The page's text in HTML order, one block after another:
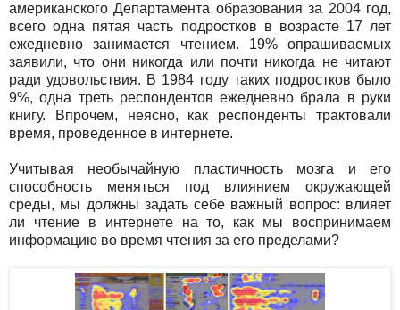
американского Департамента образования за 2004 год,
всего одна пятая часть подростков в возрасте 17 лет
ежедневно занимается чтением. 19% опрашиваемых
заявили, что они никогда или почти никогда не читают
ради удовольствия. В 1984 году таких подростков было
9%, одна треть респондентов ежедневно брала в руки
книгу. Впрочем, неясно, как респонденты трактовали
время, проведенное в интернете.
Учитывая необычайную пластичность мозга и его
способность меняться под влиянием окружающей
среды, мы должны задать себе важный вопрос: влияет
ли чтение в интернете на то, как мы воспринимаем
информацию во время чтения за его пределами?